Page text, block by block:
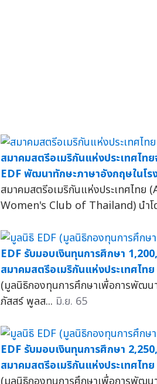
สมาคมสตรีอเมริกันแห่งประเทศไท
EDF พัฒนาทักษะภาษาอังกฤษในโร
สมาคมสตรีอเมริกันแห่งประเทศไทย
Women's Club of Thailand) นำโ
EDF รับมอบเงินทุนการศึกษา
สมาคมสตรีอเมริกันแห่งประเทศไทย
(มูลนิธิกองทุนการศึกษาเพื่อการพัฒน
ภัสสร์ พูลส... มิ.ย. 65
EDF รับมอบเงินทุนการศึกษา
สมาคมสตรีอเมริกันแห่งประเทศไทย